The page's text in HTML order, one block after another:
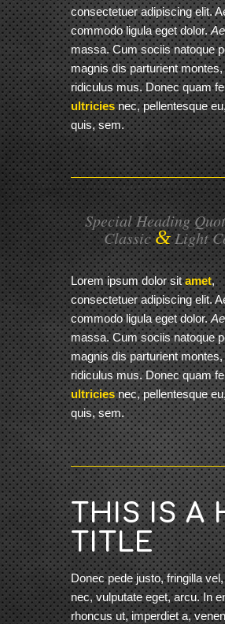
consectetuer adipiscing elit.
commodo ligula eget dolor.
massa. Cum sociis natoque
magnis dis parturient
ridiculus mus. Donec quam
ultriciesnec, pellentesque
quis, sem.
Special Heading
Classic&Light
Lorem ipsum dolor sitamet,
consectetuer adipiscing elit.
commodo ligula eget dolor.
massa. Cum sociis natoque
magnis dis parturient
ridiculus mus. Donec quam
ultriciesnec, pellentesque
quis, sem.
THIS IS A
TITLE
Donec pede justo, fringilla
nec, vulputate eget, arcu. In
rhoncus ut, imperdiet a,